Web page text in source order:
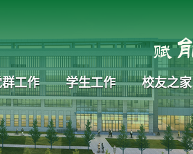
工作 学生工作 校友之家